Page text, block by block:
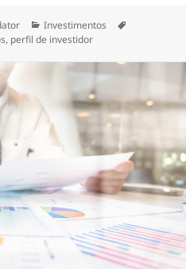
Categorias
Investimentos
, perfil de investidor